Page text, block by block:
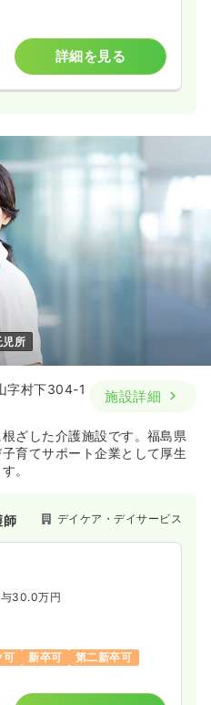
詳細を見る
児所
字村下304-1 施設詳細
ざした介護施設です。福島県
育てサポート企業として厚生
。
師 デイケア・デイサービス
30.0万円
可 新卒可
第二新卒可